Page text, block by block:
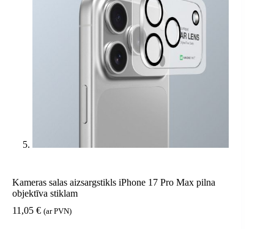
Kameras salas aizsargstikls iPhone 17 Pro Max pilna
objektīva stiklam
11,05 € (ar PVN)